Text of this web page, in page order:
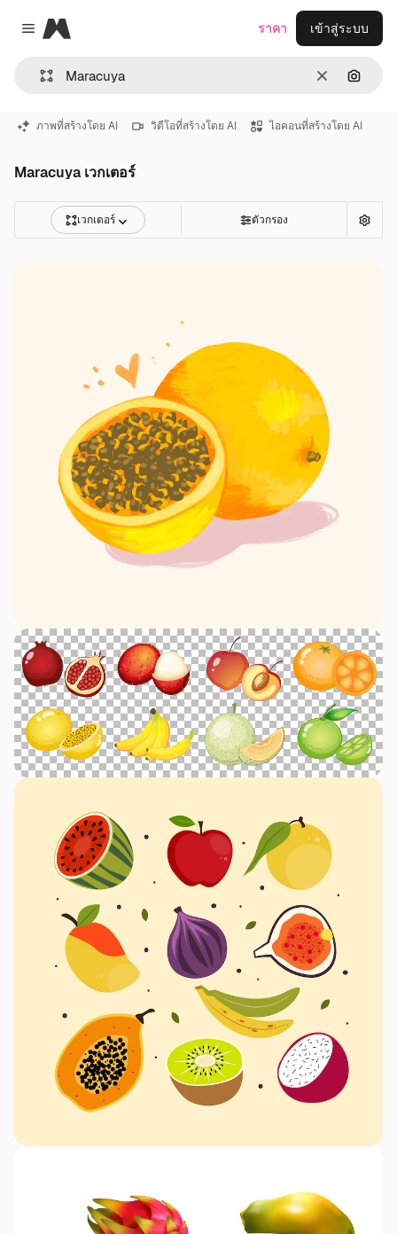
Close menu
Magnific
ชัดเจนค้นหา
ราคา เข้าสู่ระบบ
ภาพที่สร้างโดย AI วิดีโอที่สร้างโดย AI ไอคอนที่สร้างโดย AI
Maracuya เวกเตอร์
เวกเตอร์ ตัวกรอง